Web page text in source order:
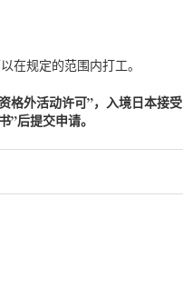
在规定的范围内打工。
格外活动许可”，入境日本接受
后提交申请。